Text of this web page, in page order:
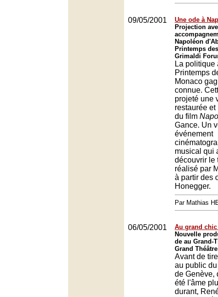
09/05/2001
Une ode à
Projection
Napoléon
Printemps
Grimaldi
La politique
Printemps
Monaco
connue.
projeté une
restaurée
du film
Gance. Un
événement
musical qui
découvrir le
réalisé par
à partir des
Honegger.
Par Mathias
06/05/2001
Au grand
Nouvelle
de au Grand-
Grand
Avant de
au public
de Genève,
été l'âme
durant,